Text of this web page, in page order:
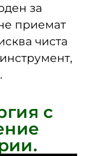
за
приемат
чиста
с